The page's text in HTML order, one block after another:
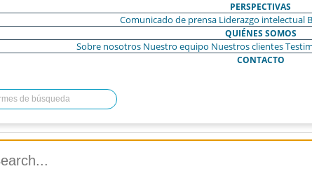
PERSPECTIVAS
Comunicado de prensa Liderazgo intelectual
QUIÉNES SOMOS
Sobre nosotros Nuestro equipo Nuestros clientes
CONTACTO